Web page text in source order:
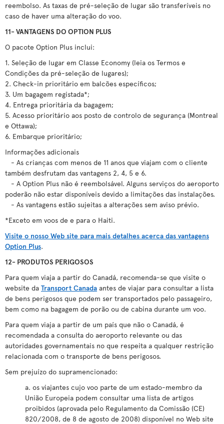
reembolso. As taxas de pré-seleção de lugar são transferíveis no
caso de haver uma alteração do voo.
11- VANTAGENS DO OPTION PLUS
O pacote Option Plus inclui:
1. Seleção de lugar em Classe Economy (leia os Termos e
Condições da pré-seleção de lugares);
2. Check-in prioritário em balcões específicos;
3. Um bagagem registada*;
4. Entrega prioritária da bagagem;
5. Acesso prioritário aos posto de controlo de segurança (Montreal
e Ottawa);
6. Embarque prioritário;
Informações adicionais
- As crianças com menos de 11 anos que viajam com o cliente
também desfrutam das vantagens 2, 4, 5 e 6.
- A Option Plus não é reembolsável. Alguns serviços do aeroporto
poderão não estar disponíveis devido a limitações das instalações.
- As vantagens estão sujeitas a alterações sem aviso prévio.
*Exceto em voos de e para o Haiti.
Visite o nosso Web site para mais detalhes acerca das vantagens
Option Plus.
12- PRODUTOS PERIGOSOS
Para quem viaja a partir do Canadá, recomenda-se que visite o
website da Transport Canada antes de viajar para consultar a lista
de bens perigosos que podem ser transportados pelo passageiro,
bem como na bagagem de porão ou de cabina durante um voo.
Para quem viaja a partir de um país que não o Canadá, é
recomendada a consulta do aeroporto relevante ou das
autoridades governamentais no que respeita a qualquer restrição
relacionada com o transporte de bens perigosos.
Sem prejuízo do supramencionado:
a. os viajantes cujo voo parte de um estado-membro da
União Europeia podem consultar uma lista de artigos
proibidos (aprovada pelo Regulamento da Comissão (CE)
820/2008, de 8 de agosto de 2008) disponível no Web site